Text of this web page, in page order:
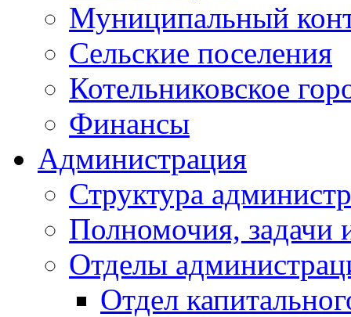
Муниципальный
Сельские поселения
Котельниковское
Финансы
Администрация
Структура
Полномочия, задачи
Отделы
Отдел